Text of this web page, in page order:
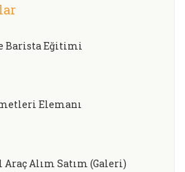
Barista Eğitimi
Elemanı
Alım Satım (Galeri)